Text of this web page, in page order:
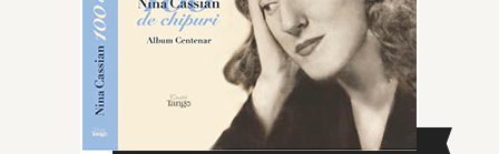
CAUTĂ ÎN SITE